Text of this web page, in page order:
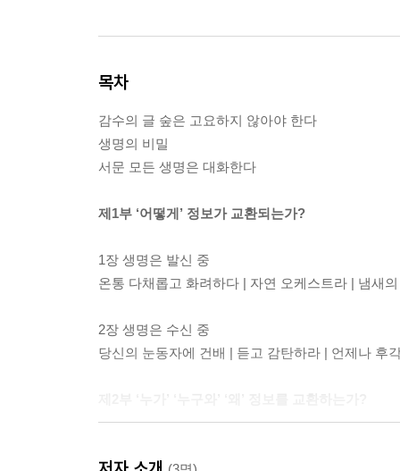
목차
감수의 글 숲은 고요하지 않아야 한다
생명의 비밀
서문 모든 생명은 대화한다
제1부 ‘어떻게’ 정보가 교환되는가?
1장 생명은 발신 중
온통 다채롭고 화려하다 | 자연 오케스트라 | 냄새
2장 생명은 수신 중
당신의 눈동자에 건배 | 듣고 감탄하라 | 언제나 후